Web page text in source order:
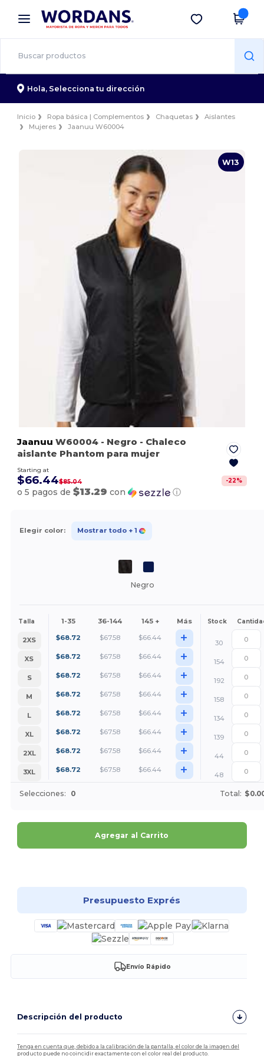
× App de Wordans
¡Mejores precios en app!
Descargar app
Hola, Selecciona tu dirección
Inicio Ropa básica | Complementos Chaquetas
Aislantes
Mujeres
Jaanuu W60004
W13
Jaanuu W60004 - Negro - Chaleco
aislante Phantom para mujer
Starting at
$66.44$85.04 -22%
o 5 pagos de$13.29 con ⓘ
Elegir color: Mostrar todo + 1
Negro
Talla 1-35 36-144 145 + Más Stock
2XS $68.72 $67.58 $66.44 +
30
XS
$68.72 $67.58 $66.44 +
154
S
$68.72 $67.58 $66.44 +
192
M
$68.72 $67.58 $66.44 +
158
L
$68.72 $67.58 $66.44 +
134
XL
$68.72 $67.58 $66.44 +
139
2XL
$68.72 $67.58 $66.44 +
44
3XL
$68.72 $67.58 $66.44 + 48
Selecciones: 0 Total:
Agregar al Carrito
Presupuesto Exprés
Envío Rápido
Descripción del producto
Tenga en cuenta que, debido a la calibración de la pantalla, el color de la imagen del
producto puede no coincidir exactamente con el color real del producto.